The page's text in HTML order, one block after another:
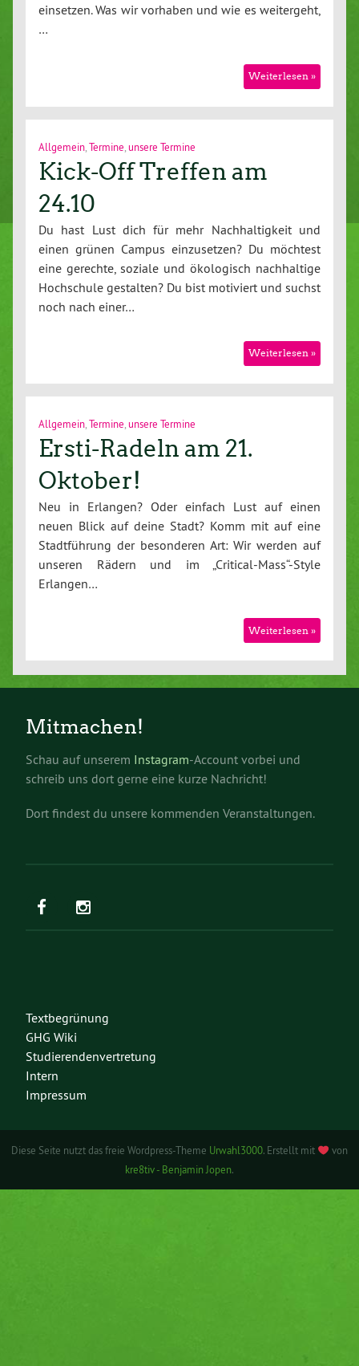
einsetzen. Was wir vorhaben und wie es weitergeht,
…
Weiterlesen »
Allgemein Termine unsere Termine
Kick-Off Treffen am
24.10
Du hast Lust dich für mehr Nachhaltigkeit und
einen grünen Campus einzusetzen? Du möchtest
eine gerechte, soziale und ökologisch nachhaltige
Hochschule gestalten? Du bist motiviert und suchst
noch nach einer…
Weiterlesen »
Allgemein Termine unsere Termine
Ersti-Radeln am 21.
Oktober!
Neu in Erlangen? Oder einfach Lust auf einen
neuen Blick auf deine Stadt? Komm mit auf eine
Stadtführung der besonderen Art: Wir werden auf
unseren Rädern und im „Critical-Mass“-Style
Erlangen…
Weiterlesen »
Mitmachen!
Schau auf unserem Instagram-Account vorbei und
schreib uns dort gerne eine kurze Nachricht!
Dort findest du unsere kommenden Veranstaltungen.
Textbegrünung
GHG Wiki
Studierendenvertretung
Intern
Impressum
Diese Seite nutzt das freie Wordpress-Theme Urwahl3000. Erstellt mit
von
kre8tiv - Benjamin Jopen.